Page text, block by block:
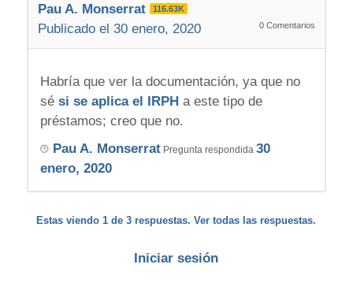
Pau A. Monserrat 116.63K
Publicado el 30 enero, 2020 0 Comentarios
Habría que ver la documentación, ya que no
sé si se aplica el IRPHa este tipo de
préstamos; creo que no.
Pau A. MonserratPregunta respondida 30
enero, 2020
Estas viendo 1 de 3 respuestas. Ver todas las respuestas.
Iniciar sesión